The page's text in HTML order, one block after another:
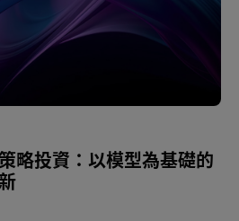
略投資：以模型為基礎的